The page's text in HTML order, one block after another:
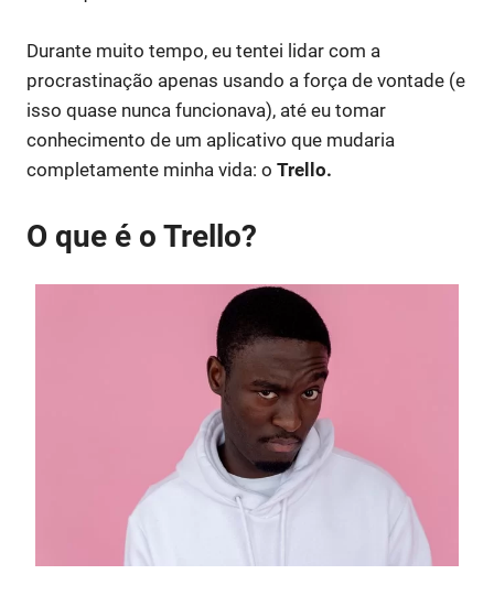
Durante muito tempo, eu tentei lidar com a
procrastinação apenas usando a força de vontade (e
isso quase nunca funcionava), até eu tomar
conhecimento de um aplicativo que mudaria
completamente minha vida: o Trello.
O que é o Trello?